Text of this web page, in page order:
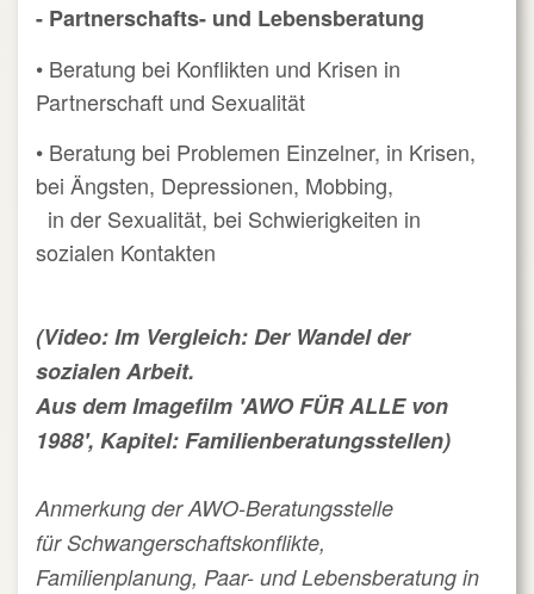
- Partnerschafts- und Lebensberatung
• Beratung bei Konflikten und Krisen in
Partnerschaft und Sexualität
• Beratung bei Problemen Einzelner, in Krisen,
bei Ängsten, Depressionen, Mobbing,
in der Sexualität, bei Schwierigkeiten in
sozialen Kontakten
(Video: Im Vergleich: Der Wandel der
sozialen Arbeit.
Aus dem Imagefilm 'AWO FÜR ALLE von
1988', Kapitel: Familienberatungsstellen)
Anmerkung derAWO-Beratungsstelle
für Schwangerschaftskonflikte,
Familienplanung, Paar- und Lebensberatung in